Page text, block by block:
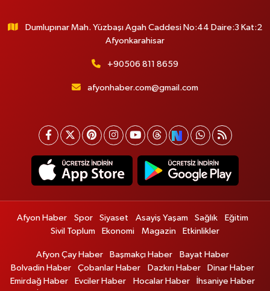
Dumlupınar Mah. Yüzbaşı Agah Caddesi No:44 Daire:3 Kat:2
Afyonkarahisar
+90506 811 8659
afyonhaber.com@gmail.com
Afyon Haber Spor Siyaset Asayiş Yaşam Sağlık
Eğitim
Sivil Toplum
Ekonomi Magazin Etkinlikler
Afyon Çay Haber Başmakçı Haber
Bayat Haber
Bolvadin Haber
Çobanlar Haber Dazkırı Haber
Dinar Haber
Emirdağ Haber
Evciler Haber Hocalar Haber
İhsaniye Haber